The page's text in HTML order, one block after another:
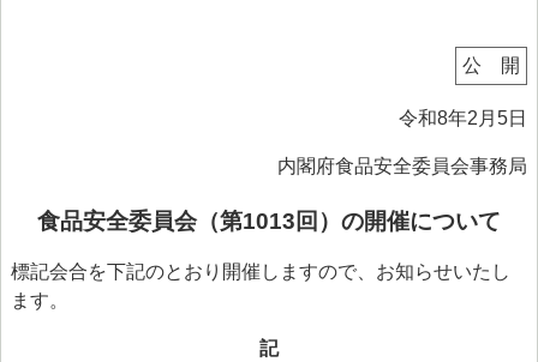
> 調査事業について
> 食品安全委員会による評価書・QA等一覧（50音順）
公 開
令和8年2月5日
内閣府食品安全委員会事務局
食品安全委員会（第1013回）の開催について
標記会合を下記のとおり開催しますので、お知らせいたし
ます。
記